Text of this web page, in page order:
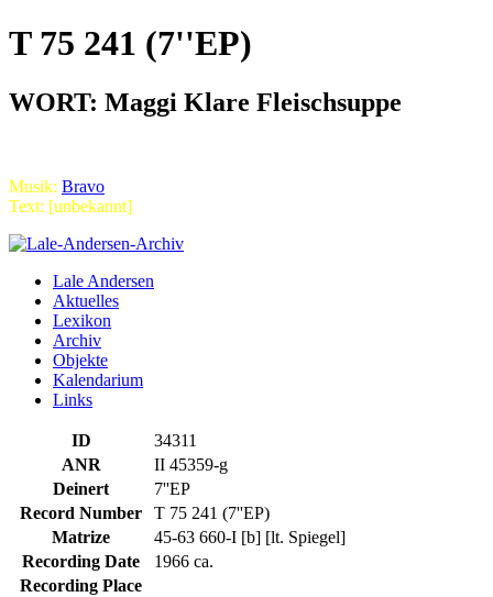
T 75 241 (7''EP)
WORT: Maggi Klare Fleischsuppe
Musik: Bravo
Text: [unbekannt]
Lale Andersen
Aktuelles
Lexikon
Archiv
Objekte
Kalendarium
Links
ID
34311
ANR
II 45359-g
Deinert
7''EP
Record Number
T 75 241 (7''EP)
Matrize
45-63 660-I [b] [lt. Spiegel]
Recording Date
1966 ca.
Recording Place